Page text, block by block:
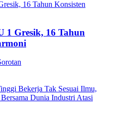
1 Gresik, 16 Tahun